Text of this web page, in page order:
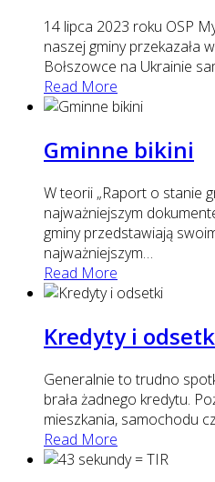
14 lipca 2023 roku OSP
naszej gminy przekazała
Bołszowce na Ukrainie
Read More
Gminne bikini
W teorii „Raport o stanie
najważniejszym
gminy przedstawiają
najważniejszym…
Read More
Kredyty i
Generalnie to trudno
brała żadnego kredytu.
mieszkania, samochodu
Read More